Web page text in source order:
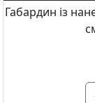
Габардин із